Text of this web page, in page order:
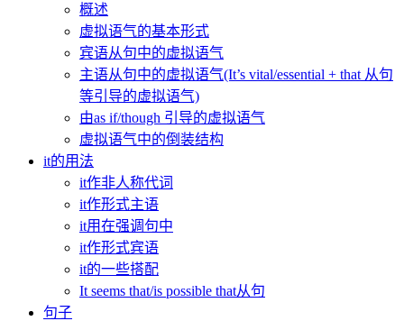
概述
虚拟语气的基本形式
宾语从句中的虚拟语气
主语从句中的虚拟语气(It’s vital/essential + that 从句
等引导的虚拟语气)
由as if/though 引导的虚拟语气
虚拟语气中的倒装结构
it的用法
it作非人称代词
it作形式主语
it用在强调句中
it作形式宾语
it的一些搭配
It seems that/is possible that从句
句子